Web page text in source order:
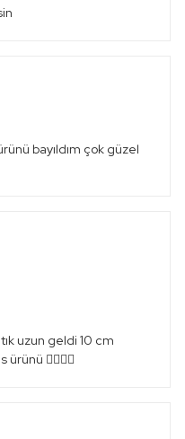
bayıldım çok güzel
uzun geldi 10 cm
👌🏻👌🏻